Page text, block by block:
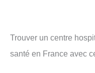
Trouver un centre
santé en France avec